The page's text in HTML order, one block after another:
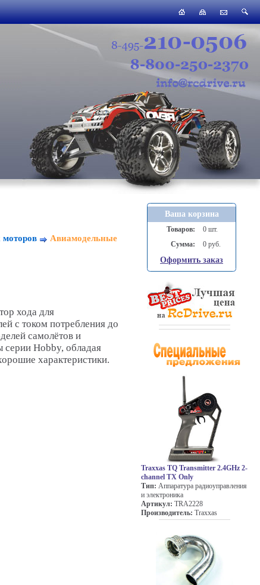
моторов
Авиамодельные
хода для
с током потребления до
самолётов и
серии Hobby, обладая
характеристики.
Ваша корзина
Товаров:
0 шт.
Сумма:
0 руб.
Оформить заказ
Traxxas TQ Transmitter 2.4GHz 2-
channel TX Only
Тип: Аппаратура радиоуправления
и электроника
Артикул: TRA2228
Производитель: Traxxas